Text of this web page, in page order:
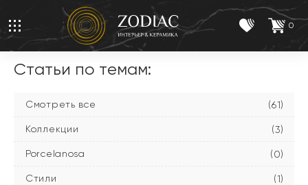
0
Статьи по темам:
Смотреть все (61)
Коллекции (3)
Porcelanosa (0)
Стили (1)